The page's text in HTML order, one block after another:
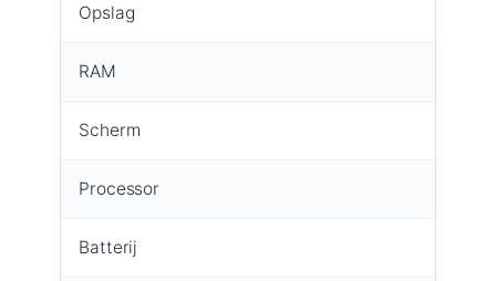
Opslag
RAM
Scherm
Processor
Batterij